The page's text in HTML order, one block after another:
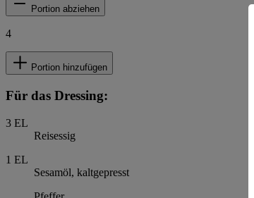
Portion abziehen
4
Portion hinzufügen
Für das Dressing:
3 EL
Reisessig
1 EL
Sesamöl, kaltgepresst